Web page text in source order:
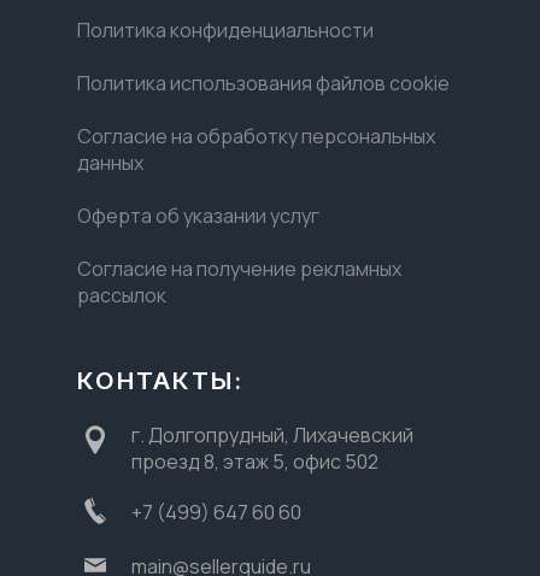
Политика конфиденциальности
Политика использования файлов cookie
Согласие на обработку персональных
данных
Оферта об указании услуг
Согласие на получение рекламных
рассылок
КОНТАКТЫ:
г. Долгопрудный, Лихачевский
проезд 8, этаж 5, офис 502
+7 (499) 647 60 60
main@sellerguide.ru